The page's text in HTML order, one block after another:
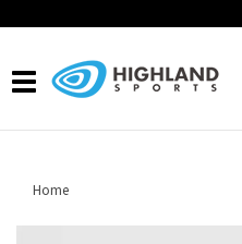
Toggle
navigation
Home